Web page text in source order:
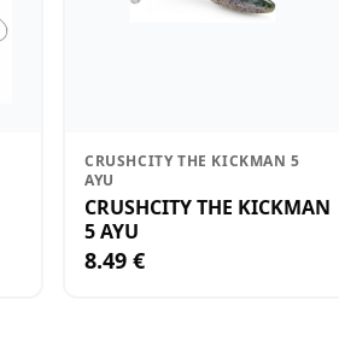
CRUSHCITY THE KICKMAN 5
AYU
CRUSHCITY THE KICKMAN
5 AYU
8.49 €